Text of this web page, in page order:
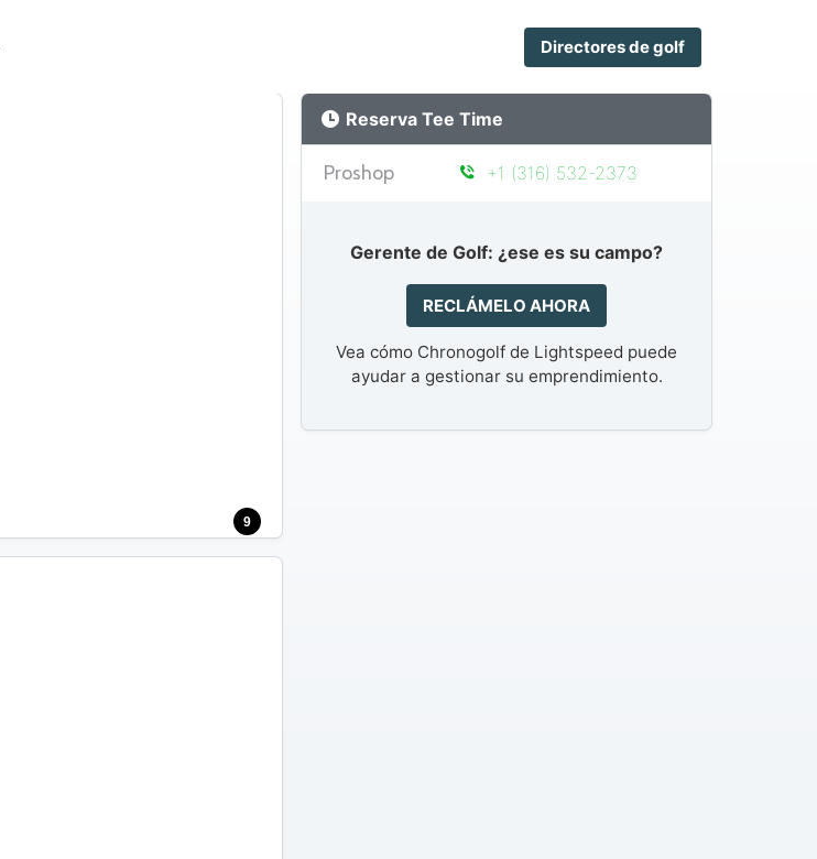
Directores de golf
9
Reserva Tee Time
Proshop +1 (316) 532-2373
Gerente de Golf: ¿ese es su campo?
RECLÁMELO AHORA
Vea cómo Chronogolf de Lightspeed puede
ayudar a gestionar su emprendimiento.